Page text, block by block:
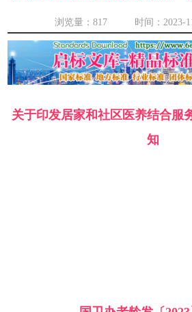
浏览量： 817 时间：2023-11-
关于印发居家和社区医养结合服
知